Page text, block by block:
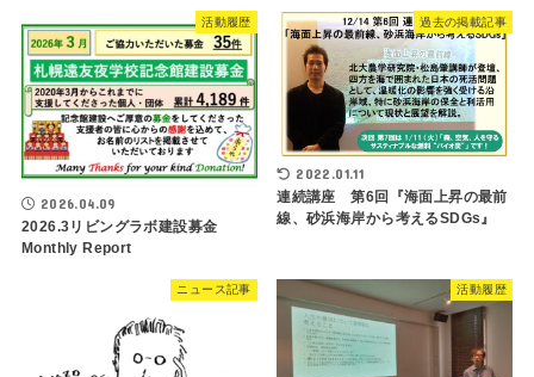
活動履歴
2026.04.09
2026.3リビングラボ建設募金
Monthly Report
過去の掲載記事
2022.01.11
連続講座 第6回『海面上昇の最前
線、砂浜海岸から考えるSDGs』
ニュース記事 活動履歴